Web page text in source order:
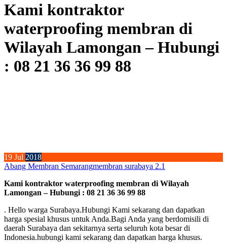
Kami kontraktor
waterproofing membran di
Wilayah Lamongan – Hubungi
: 08 21 36 36 99 88
19 Jul 2018
Abang Membran Semarangmembran surabaya 2.1
Kami kontraktor waterproofing membran di Wilayah
Lamongan – Hubungi : 08 21 36 36 99 88
. Hello warga Surabaya.Hubungi Kami sekarang dan dapatkan
harga spesial khusus untuk Anda.Bagi Anda yang berdomisili di
daerah Surabaya dan sekitarnya serta seluruh kota besar di
Indonesia.hubungi kami sekarang dan dapatkan harga khusus.